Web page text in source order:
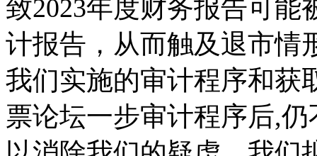
致2023年度财务报告可
计报告，从而触及退市情
我们实施的审计程序和获
票论坛一步审计程序后,